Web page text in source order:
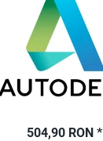
504,90 RON *